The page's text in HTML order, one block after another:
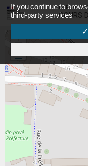
PORTAIL
COURS
+
-
If you continue to
third-party services
✓